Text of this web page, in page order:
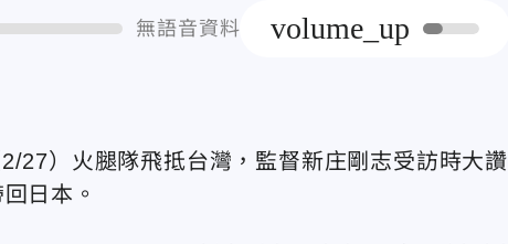
無語音資料 volume_up
27）火腿隊飛抵台灣，監督新庄剛志受訪時大讚
日本。